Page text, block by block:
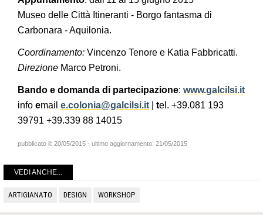
Museo delle Città Itineranti - Borgo fantasma di
Carbonara - Aquilonia.
Coordinamento: Vincenzo Tenore e Katia Fabbricatti.
Direzione Marco Petroni.
Bando e domanda di partecipazione: www.galcilsi.it
info email e.colonia@galcilsi.it tel. +39.081 193
39791 +39.339 88 14015
pubblicato il: 20/05/2015 - ultimo aggiornamento: 21/05/2015
VEDI ANCHE...
ARTIGIANATO DESIGN WORKSHOP